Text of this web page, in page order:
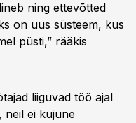
ning ettevõtted
on uus süsteem, kus
püsti,” rääkis
liiguvad töö ajal
neil ei kujune